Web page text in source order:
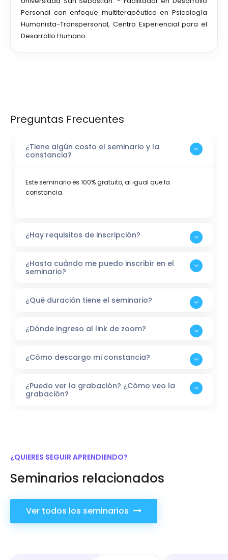
Personal con enfoque multiterapéutico en Psicología
Humanista-Transpersonal, Centro Experiencial para el
Desarrollo Humano.
Preguntas Frecuentes
¿Tiene algún costo el seminario y la
constancia?
Este seminario es 100% gratuito, al igual que la
constancia.
¿Hay requisitos de inscripción?
¿Hasta cuándo me puedo inscribir en el
seminario?
¿Qué duración tiene el seminario?
¿Dónde ingreso al link de zoom?
¿Cómo descargo mi constancia?
¿Puedo ver la grabación? ¿Cómo veo la
grabación?
¿QUIERES SEGUIR APRENDIENDO?
Seminarios relacionados
Ver todos los seminarios